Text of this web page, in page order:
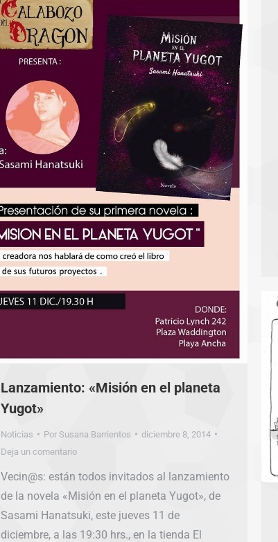
Lanzamiento: «Misión en el planeta
Yugot»
Noticias Por Susana Barrientos
diciembre 8, 2014
Deja un comentario
Vecin@s: están todos invitados al lanzamiento
de la novela «Misión en el planeta Yugot», de
Sasami Hanatsuki, este jueves 11 de
diciembre, a las 19:30 hrs., en la tienda El